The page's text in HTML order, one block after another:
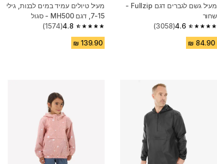
מעיל גשם לגברים דגם Fullzip -
שחור
4.6
4.6 out of 5 stars from 3058 reviews
(3058)
מעיל טיולים עמיד במים לבנות, גילי
7-15, דגם MH500 - סגול
4.8
4.8 out of 5 stars from 1574 reviews
(1574)